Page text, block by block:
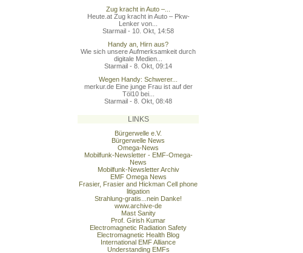
Zug kracht in Auto –...
Heute.at Zug kracht in Auto – Pkw-
Lenker von...
Starmail - 10. Okt, 14:58
Handy an, Hirn aus?
Wie sich unsere Aufmerksamkeit durch
digitale Medien...
Starmail - 8. Okt, 09:14
Wegen Handy: Schwerer...
merkur.de Eine junge Frau ist auf der
Töl10 bei...
Starmail - 8. Okt, 08:48
LINKS
Bürgerwelle e.V.
Bürgerwelle News
Omega-News
Mobilfunk-Newsletter - EMF-Omega-
News
Mobilfunk-Newsletter Archiv
EMF Omega News
Frasier, Frasier and Hickman Cell phone
litigation
Strahlung-gratis...nein Danke!
www.archive-de
Mast Sanity
Prof. Girish Kumar
Electromagnetic Radiation Safety
Electromagnetic Health Blog
International EMF Alliance
Understanding EMFs